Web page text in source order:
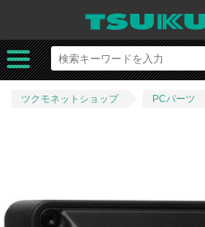
ツクモネットショップ PCパーツ